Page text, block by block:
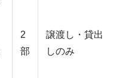
2
部
譲渡し・貸出
しのみ